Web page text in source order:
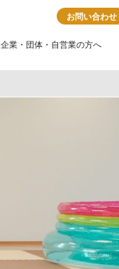
企業・団体・自営業の方へ
お問い合わせ